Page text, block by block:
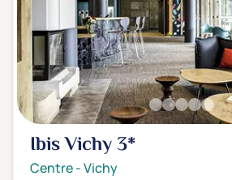
Ibis Vichy3*
Centre-Vichy